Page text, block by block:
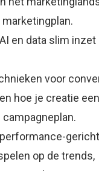
en data slim inzet
voor
hoe je creatie
campagneplan.
op de trends,